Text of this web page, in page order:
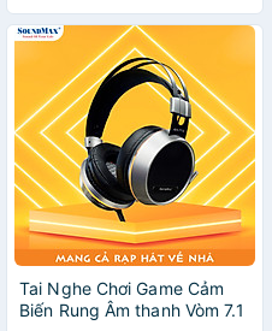
AH335 | Gaming Headset -
Hàng Chính Hãng
Tai Nghe Chơi Game Cảm
Biến Rung Âm thanh Vòm 7.1